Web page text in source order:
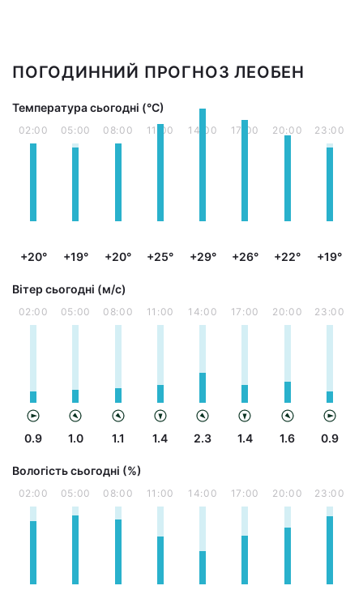
ПОГОДИННИЙ ПРОГНОЗ ЛЕОБЕН
Температура сьогодні (°С)
02:00
+20°
05:00
+19°
08:00
+20°
11:00
+25°
14:00
+29°
17:00
+26°
20:00
+22°
23:00
+19°
Вітер сьогодні (м/с)
02:00
0.9
05:00
1.0
08:00
1.1
11:00
1.4
14:00
2.3
17:00
1.4
20:00
1.6
23:00
0.9
Вологість сьогодні (%)
02:00 05:00 08:00 11:00 14:00 17:00 20:00 23:00